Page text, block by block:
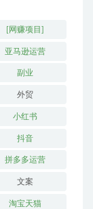
[网赚项目]
亚马逊运营
副业
外贸
小红书
抖音
拼多多运营
文案
淘宝天猫